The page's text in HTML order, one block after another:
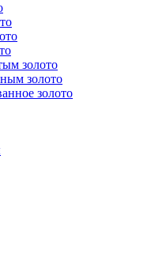
золото
золото
золото